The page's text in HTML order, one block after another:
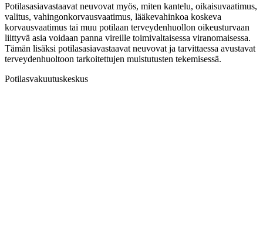
Potilasasiavastaavat neuvovat myös, miten kantelu, oikaisuvaatimus,
valitus, vahingonkorvausvaatimus, lääkevahinkoa koskeva
korvausvaatimus tai muu potilaan terveydenhuollon oikeusturvaan
liittyvä asia voidaan panna vireille toimivaltaisessa viranomaisessa.
Tämän lisäksi potilasasiavastaavat neuvovat ja tarvittaessa avustavat
terveydenhuoltoon tarkoitettujen muistutusten tekemisessä.
Potilasvakuutuskeskus